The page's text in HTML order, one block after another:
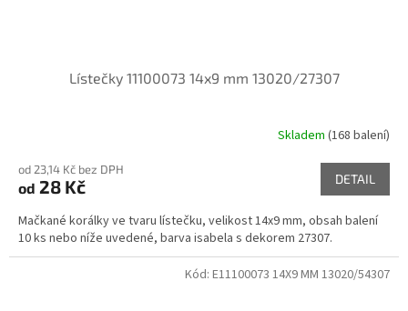
Lístečky 11100073 14x9 mm 13020/27307
Skladem (168 balení)
od 23,14 Kč bez DPH
od 28 Kč DETAIL
Mačkané korálky ve tvaru lístečku, velikost 14x9 mm, obsah balení
10 ks nebo níže uvedené, barva isabela s dekorem 27307.
Kód: E11100073 14X9 MM 13020/54307